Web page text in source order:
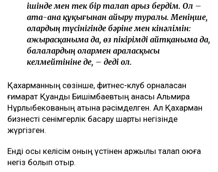
ішінде мен тек бір талап арыз бердім. Ол –
ата-ана құқығынан айыру туралы. Меніңше,
олардың түсінігінде бәріне мен кінәлімін:
ажырасқаныма да, өз пікірімді айтқаныма да,
балалардың олармен араласқысы
келмейтініне де, – деді ол.
Қахарманның сөзінше, фитнес-клуб орналасқан
ғимарат Қуандық Бишімбаевтың анасы Альмира
Нұрлыбекованың атына рәсімделген. Ал Қахарман
бизнесті сенімгерлік басқару шарты негізінде
жүргізген.
Енді осы келісім оның үстінен қаржылық талап қоюға
негіз болып отыр.